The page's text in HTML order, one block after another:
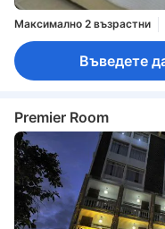
Максимално 2 възрастни
Въведете
Premier Room